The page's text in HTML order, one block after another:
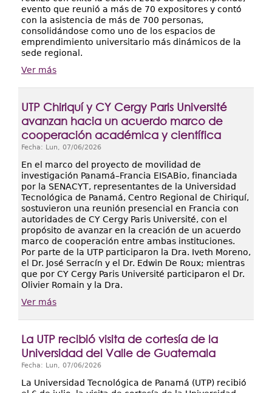
evento que reunió a más de 70 expositores y contó
con la asistencia de más de 700 personas,
consolidándose como uno de los espacios de
emprendimiento universitario más dinámicos de la
sede regional.
Ver más
UTP Chiriquí y CY Cergy Paris Université
avanzan hacia un acuerdo marco de
cooperación académica y científica
Fecha: Lun, 07/06/2026
En el marco del proyecto de movilidad de
investigación Panamá–Francia EISABio, financiada
por la SENACYT, representantes de la Universidad
Tecnológica de Panamá, Centro Regional de Chiriquí,
sostuvieron una reunión presencial en Francia con
autoridades de CY Cergy Paris Université, con el
propósito de avanzar en la creación de un acuerdo
marco de cooperación entre ambas instituciones.
Por parte de la UTP participaron la Dra. Iveth Moreno,
el Dr. José Serracín y el Dr. Edwin De Roux; mientras
que por CY Cergy Paris Université participaron el Dr.
Olivier Romain y la Dra.
Ver más
La UTP recibió visita de cortesía de la
Universidad del Valle de Guatemala
Fecha: Lun, 07/06/2026
La Universidad Tecnológica de Panamá (UTP) recibió